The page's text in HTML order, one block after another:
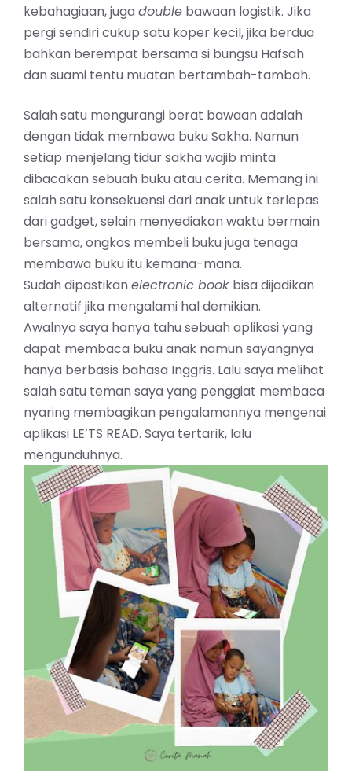
kebahagiaan, juga double bawaan logistik. Jika
pergi sendiri cukup satu koper kecil, jika berdua
bahkan berempat bersama si bungsu Hafsah
dan suami tentu muatan bertambah-tambah.
Salah satu mengurangi berat bawaan adalah
dengan tidak membawa buku Sakha. Namun
setiap menjelang tidur sakha wajib minta
dibacakan sebuah buku atau cerita. Memang ini
salah satu konsekuensi dari anak untuk terlepas
dari gadget, selain menyediakan waktu bermain
bersama, ongkos membeli buku juga tenaga
membawa buku itu kemana-mana.
Sudah dipastikan electronic book bisa dijadikan
alternatif jika mengalami hal demikian.
Awalnya saya hanya tahu sebuah aplikasi yang
dapat membaca buku anak namun sayangnya
hanya berbasis bahasa Inggris. Lalu saya melihat
salah satu teman saya yang penggiat membaca
nyaring membagikan pengalamannya mengenai
aplikasi LE’TS READ. Saya tertarik, lalu
mengunduhnya.